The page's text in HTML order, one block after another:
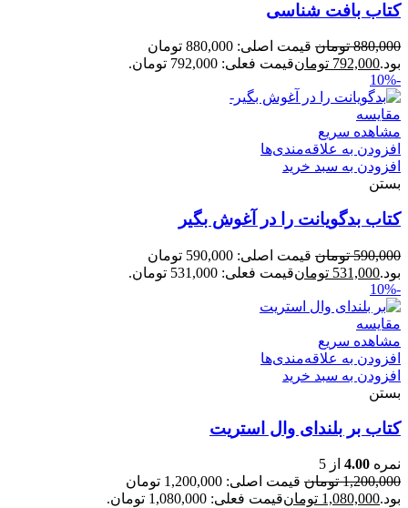
کتاب بافت شناسی
880,000 تومان
قیمت اصلی: 880,000 تومان
بود.792,000 تومانقیمت فعلی: 792,000 تومان.
-10%
مقایسه
مشاهده سریع
افزودن به علاقه‌مندی‌ها
افزودن به سبد خرید
بستن
کتاب بدگویانت را در آغوش بگیر
590,000 تومان
قیمت اصلی: 590,000 تومان
بود.531,000 تومانقیمت فعلی: 531,000 تومان.
-10%
مقایسه
مشاهده سریع
افزودن به علاقه‌مندی‌ها
افزودن به سبد خرید
بستن
کتاب بر بلندای وال استریت
نمره 4.00 از 5
1,200,000 تومان
قیمت اصلی: 1,200,000 تومان
بود.1,080,000 تومانقیمت فعلی: 1,080,000 تومان.